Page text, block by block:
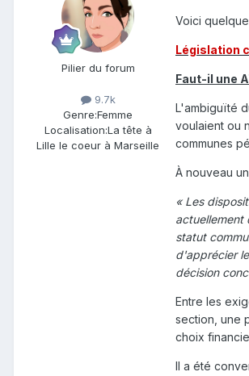
Pilier du forum
9.7k
Genre:Femme
Localisation:La tête à
Lille le coeur à Marseille
Voici
Législation
Faut-il une
L'ambiguïté
voulaient ou
communes
À nouveau
« Les
actuellement
statut
d'apprécier
décision
Entre les
section, une
choix
Il a été